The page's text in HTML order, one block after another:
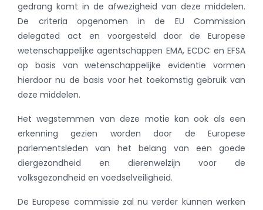
gedrang komt in de afwezigheid van deze middelen.
De criteria opgenomen in de EU Commission
delegated act en voorgesteld door de Europese
wetenschappelijke agentschappen EMA, ECDC en EFSA
op basis van wetenschappelijke evidentie vormen
hierdoor nu de basis voor het toekomstig gebruik van
deze middelen.
Het wegstemmen van deze motie kan ook als een
erkenning gezien worden door de Europese
parlementsleden van het belang van een goede
diergezondheid en dierenwelzijn voor de
volksgezondheid en voedselveiligheid.
De Europese commissie zal nu verder kunnen werken